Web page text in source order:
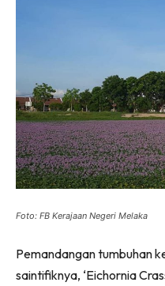
Foto: FB Kerajaan Negeri Melaka
Pemandangan tumbuhan
saintifiknya, ‘Eichornia